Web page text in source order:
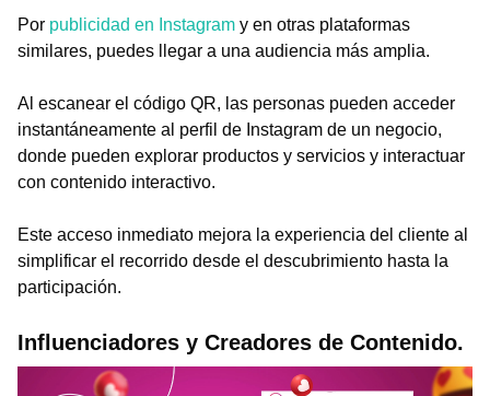
Por publicidad en Instagram y en otras plataformas
similares, puedes llegar a una audiencia más amplia.
Al escanear el código QR, las personas pueden acceder
instantáneamente al perfil de Instagram de un negocio,
donde pueden explorar productos y servicios y interactuar
con contenido interactivo.
Este acceso inmediato mejora la experiencia del cliente al
simplificar el recorrido desde el descubrimiento hasta la
participación.
Influenciadores y Creadores de Contenido.